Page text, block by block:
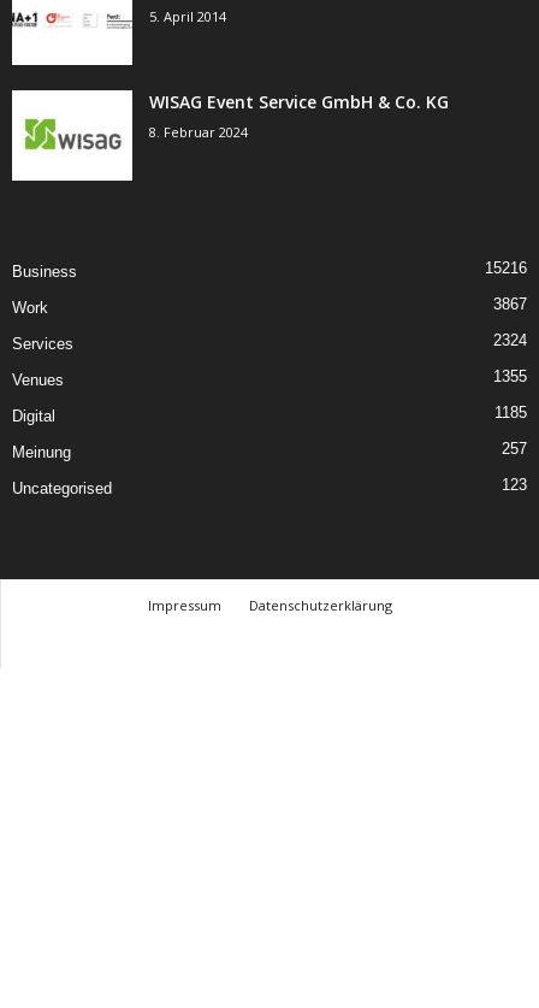
5. April 2014
WISAG Event Service GmbH & Co. KG
8. Februar 2024
Business 15216
Work 3867
Services 2324
Venues 1355
Digital 1185
Meinung 257
Uncategorised 123
Impressum
Datenschutzerklärung